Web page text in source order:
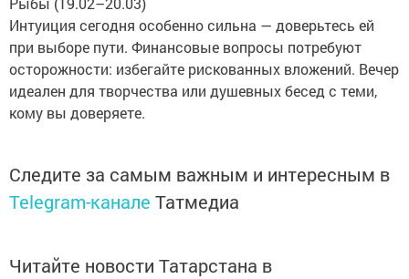
Интуиция сегодня особенно сильна — доверьтесь ей
при выборе пути. Финансовые вопросы потребуют
осторожности: избегайте рискованных вложений. Вечер
идеален для творчества или душевных бесед с теми,
кому вы доверяете.
Следите за самым важным и интересным в
Telegram-канале Татмедиа
Читайте новости Татарстана в